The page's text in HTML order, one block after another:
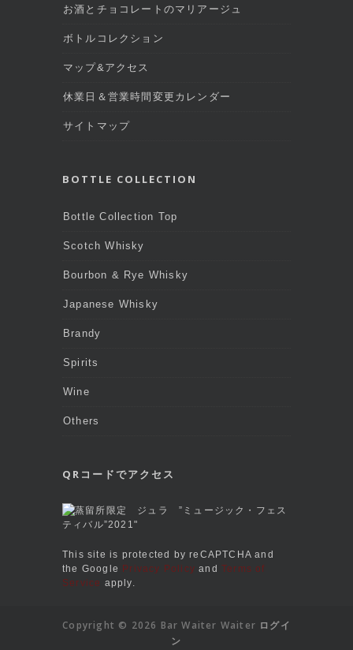
お酒とチョコレートのマリアージュ
ボトルコレクション
マップ&アクセス
休業日＆営業時間変更カレンダー
サイトマップ
BOTTLE COLLECTION
Bottle Collection Top
Scotch Whisky
Bourbon & Rye Whisky
Japanese Whisky
Brandy
Spirits
Wine
Others
QRコードでアクセス
This site is protected by reCAPTCHA and
the Google Privacy Policy andTerms of
Service apply.
Copyright © 2026 Bar Waiter Waiter ログイ
ン